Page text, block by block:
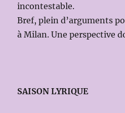
incontestable.
Bref, plein d’arguments
à Milan. Une perspective
SAISON LYRIQUE